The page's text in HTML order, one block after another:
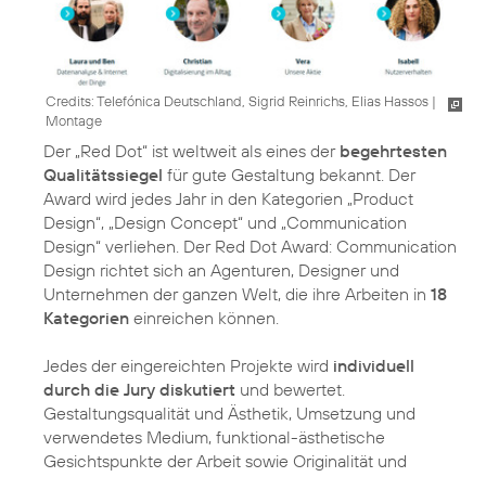
Credits: Telefónica Deutschland, Sigrid Reinrichs, Elias Hassos |
Montage
Der „Red Dot“ ist weltweit als eines der begehrtesten
Qualitätssiegel für gute Gestaltung bekannt. Der
Award wird jedes Jahr in den Kategorien „Product
Design“, „Design Concept“ und „Communication
Design“ verliehen. Der Red Dot Award: Communication
Design richtet sich an Agenturen, Designer und
Unternehmen der ganzen Welt, die ihre Arbeiten in 18
Kategorien einreichen können.
Jedes der eingereichten Projekte wird individuell
durch die Jury diskutiert und bewertet.
Gestaltungsqualität und Ästhetik, Umsetzung und
verwendetes Medium, funktional-ästhetische
Gesichtspunkte der Arbeit sowie Originalität und